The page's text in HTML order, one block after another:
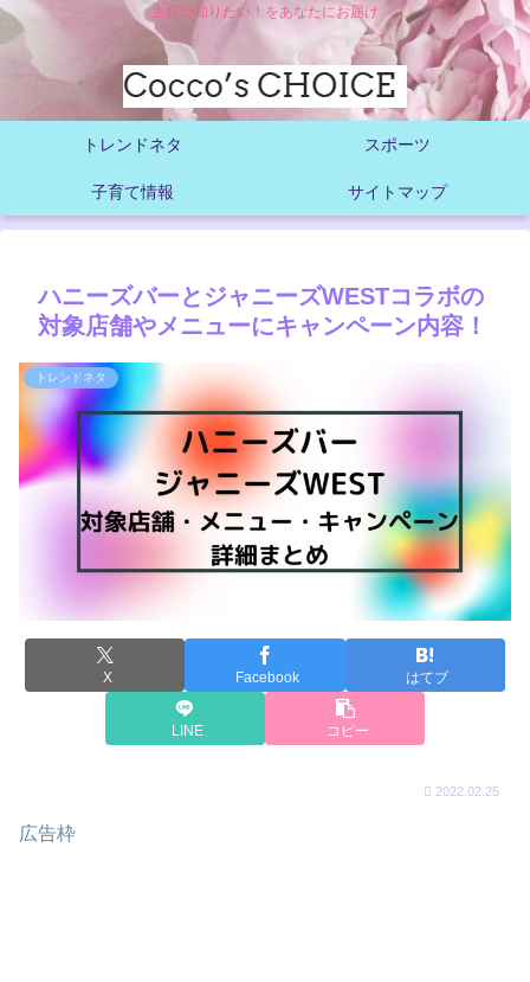
主婦の知りたい！をあなたにお届け
トレンドネタ スポーツ
子育て情報 サイトマップ
ハニーズバーとジャニーズWESTコラボの
対象店舗やメニューにキャンペーン内容！
トレンドネタ
X Facebook はてブ
LINE コピー
2022.02.25
広告枠